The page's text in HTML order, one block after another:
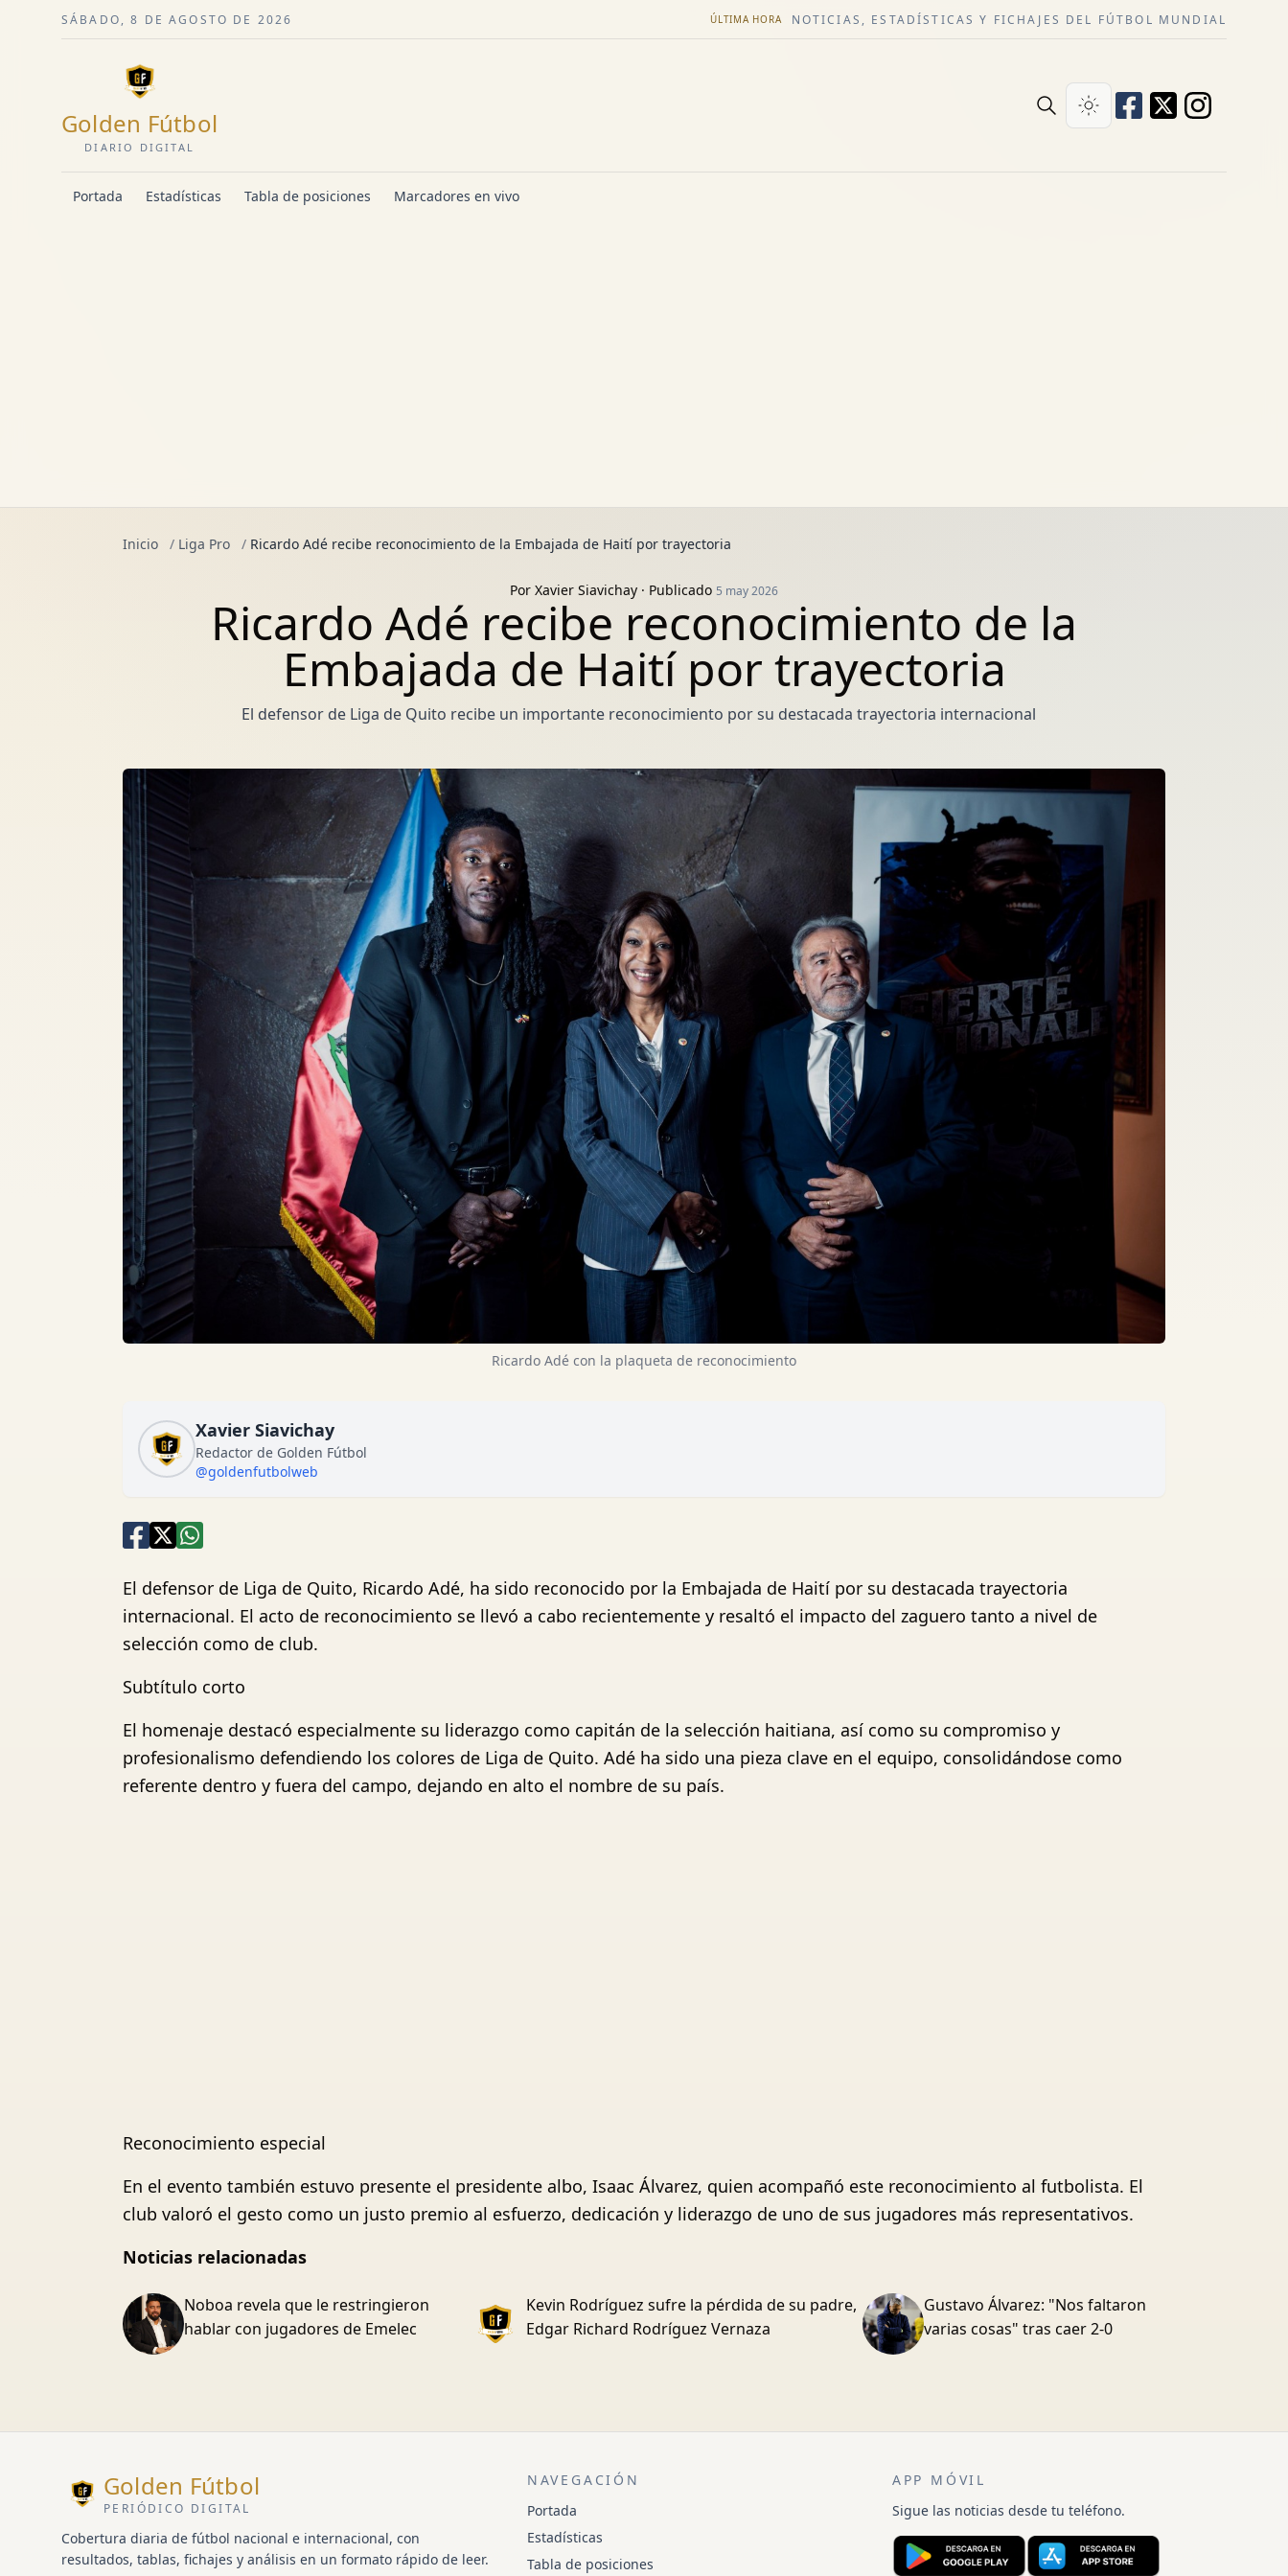
SÁBADO, 8 DE AGOSTO DE 2026 ÚLTIMA HORA NOTICIAS, ESTADÍSTICAS Y FICHAJES DEL FÚTBOL MUNDIAL
Golden Fútbol
DIARIO DIGITAL
Portada Estadísticas Tabla de posiciones Marcadores en vivo
Inicio / Liga Pro / Ricardo Adé recibe reconocimiento de la Embajada de Haití por trayectoria
Por Xavier Siavichay · Publicado 5 may 2026
Ricardo Adé recibe reconocimiento de la
Embajada de Haití por trayectoria
El defensor de Liga de Quito recibe un importante reconocimiento por su destacada trayectoria internacional
Ricardo Adé con la plaqueta de reconocimiento
Xavier Siavichay
Redactor de Golden Fútbol
@goldenfutbolweb
El defensor de Liga de Quito, Ricardo Adé, ha sido reconocido por la Embajada de Haití por su destacada trayectoria
internacional. El acto de reconocimiento se llevó a cabo recientemente y resaltó el impacto del zaguero tanto a nivel de
selección como de club.
Subtítulo corto
El homenaje destacó especialmente su liderazgo como capitán de la selección haitiana, así como su compromiso y
profesionalismo defendiendo los colores de Liga de Quito. Adé ha sido una pieza clave en el equipo, consolidándose como
referente dentro y fuera del campo, dejando en alto el nombre de su país.
Reconocimiento especial
En el evento también estuvo presente el presidente albo, Isaac Álvarez, quien acompañó este reconocimiento al futbolista. El
club valoró el gesto como un justo premio al esfuerzo, dedicación y liderazgo de uno de sus jugadores más representativos.
Noticias relacionadas
Noboa revela que le restringieron
hablar con jugadores de Emelec
Kevin Rodríguez sufre la pérdida de su padre,
Edgar Richard Rodríguez Vernaza
Gustavo Álvarez: "Nos faltaron
varias cosas" tras caer 2-0
Golden Fútbol
PERIÓDICO DIGITAL
Cobertura diaria de fútbol nacional e internacional, con
resultados, tablas, fichajes y análisis en un formato rápido de leer.
NAVEGACIÓN
Portada
Estadísticas
Tabla de posiciones
APP MÓVIL
Sigue las noticias desde tu teléfono.